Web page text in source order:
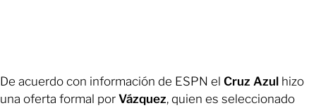
De acuerdo con información de ESPN el Cruz Azul hizo
una oferta formal por Vázquez, quien es seleccionado